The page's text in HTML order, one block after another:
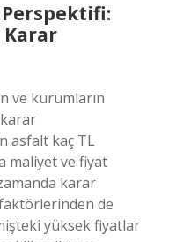
Perspektifi:
Karar
ve kurumların
asfalt kaç TL
maliyet ve fiyat
karar
de
yüksek fiyatlar